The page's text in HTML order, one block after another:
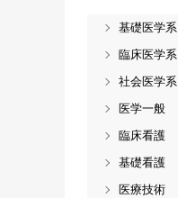
基礎医学系
臨床医学系
社会医学系
医学一般
臨床看護
基礎看護
医療技術